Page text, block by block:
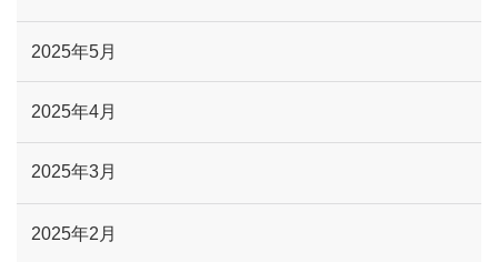
2025年5月
2025年4月
2025年3月
2025年2月